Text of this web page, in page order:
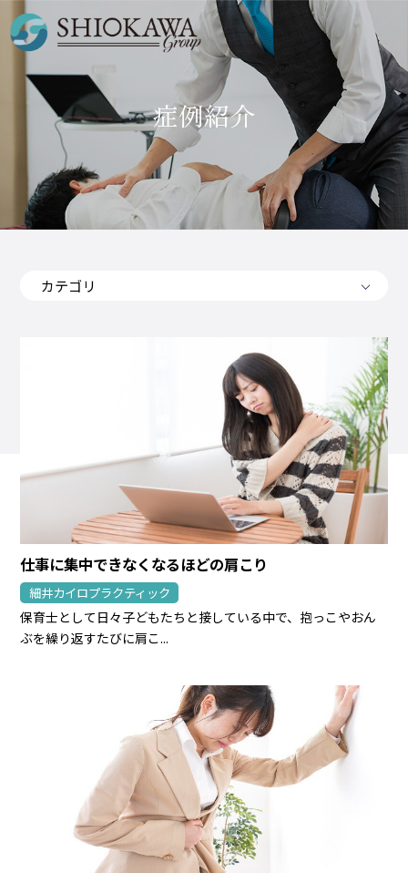
症例紹介
カテゴリ
仕事に集中できなくなるほどの肩こり
細井カイロプラクティック
保育士として日々子どもたちと接している中で、抱っこやおん
ぶを繰り返すたびに肩こ...